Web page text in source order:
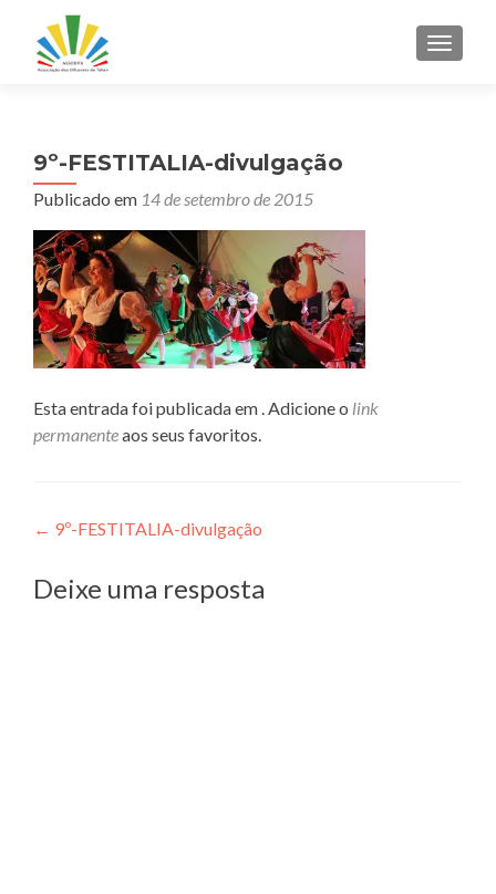
9º-FESTITALIA-divulgação
Publicado em 14 de setembro de 2015
Esta entrada foi publicada em . Adicione o link
permanenteaos seus favoritos.
Navegação
de
Post
← 9º-FESTITALIA-divulgação
Deixe uma resposta